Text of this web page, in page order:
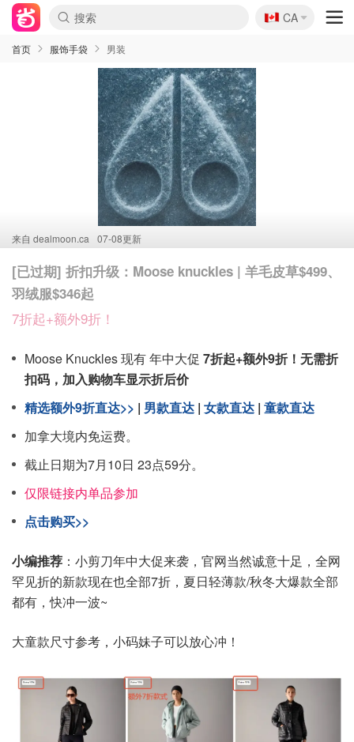
🇨🇦
CA
首页 服饰手袋 男装
来自 dealmoon.ca 07-08更新
[已过期] 折扣升级：Moose knuckles | 羊毛皮草$499、
羽绒服$346起
7折起+额外9折！
Moose Knuckles 现有 年中大促 7折起+额外9折！无需折
扣码，加入购物车显示折后价
精选额外9折直达>> | 男款直达 | 女款直达 | 童款直达
加拿大境内免运费。
截止日期为7月10日 23点59分。
仅限链接内单品参加
点击购买>>
小编推荐 ：小剪刀年中大促来袭，官网当然诚意十足，全网
罕见折的新款现在也全部7折，夏日轻薄款/秋冬大爆款全部
都有，快冲一波~
大童款尺寸参考，小码妹子可以放心冲！